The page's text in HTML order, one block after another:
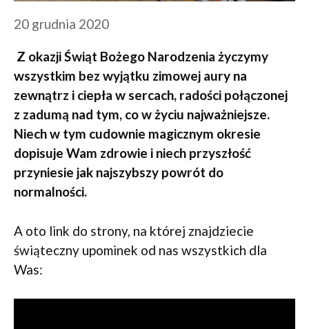
20 grudnia 2020
Z okazji Świąt Bożego Narodzenia życzymy
wszystkim bez wyjątku zimowej aury na
zewnątrz i ciepła w sercach, radości połączonej
z zadumą nad tym, co w życiu najważniejsze.
Niech w tym cudownie magicznym okresie
dopisuje Wam zdrowie i niech przyszłość
przyniesie jak najszybszy powrót do
normalności.
A oto link do strony, na której znajdziecie
świąteczny upominek od nas wszystkich dla
Was: